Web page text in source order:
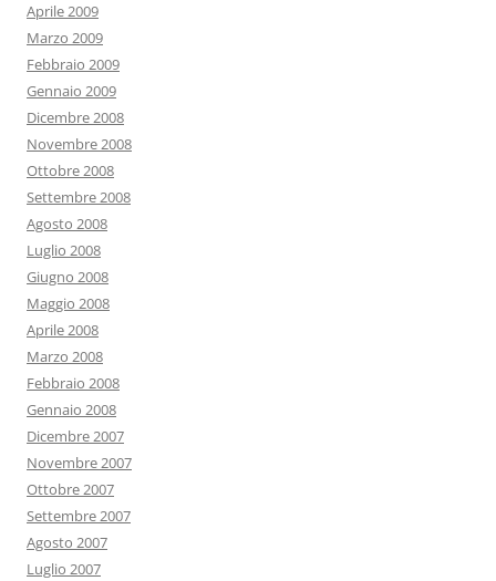
Aprile 2009
Marzo 2009
Febbraio 2009
Gennaio 2009
Dicembre 2008
Novembre 2008
Ottobre 2008
Settembre 2008
Agosto 2008
Luglio 2008
Giugno 2008
Maggio 2008
Aprile 2008
Marzo 2008
Febbraio 2008
Gennaio 2008
Dicembre 2007
Novembre 2007
Ottobre 2007
Settembre 2007
Agosto 2007
Luglio 2007